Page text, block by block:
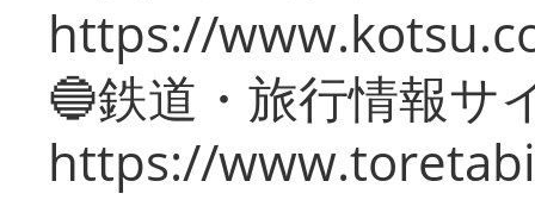
https://
🔵鉄道・旅行情報サ
https://